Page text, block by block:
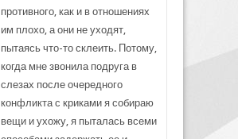
противного, как и в отношениях
им плохо, а они не уходят,
пытаясь что-то склеить. Потому,
когда мне звонила подруга в
слезах после очередного
конфликта с криками я собираю
вещи и ухожу, я пыталась всеми